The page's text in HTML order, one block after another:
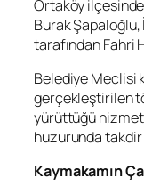
Ortaköy
Burak Şapaloğlu,
tarafından Fahri
Belediye Meclisi
gerçekleştirilen
yürüttüğü
huzurunda
Kaymakamın